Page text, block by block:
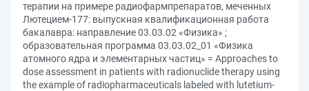
терапии на примере радиофармпрепаратов, меченных
Лютецием-177: выпускная квалификационная работа
бакалавра: направление 03.03.02 «Физика» ;
образовательная программа 03.03.02_01 «Физика
атомного ядра и элементарных частиц» = Approaches to
dose assessment in patients with radionuclide therapy using
the example of radiopharmaceuticals labeled with lutetium-